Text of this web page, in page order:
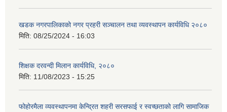
खडक नगरपालिकाको नगर प्रहरी सञ्चालन तथा व्यवस्थापन कार्यविधि २०८०
मिति: 08/25/2024 - 16:03
शिक्षक दरवन्दी मिलान कार्यविधि, २०८०
मिति: 11/08/2023 - 15:25
फोहोरमैला व्यवस्थापनमा केन्द्रित शहरी सरसफाई र स्वच्छताको लागि सामाजिक